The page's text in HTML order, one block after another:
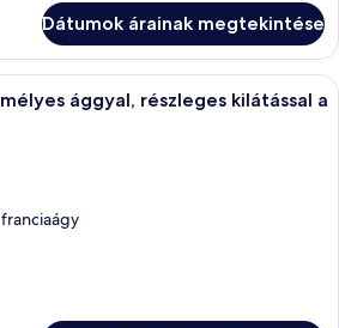
Dátumok árainak megtekintése
Egy modern szállodai szoba,
ággyal, részleges kilátással a